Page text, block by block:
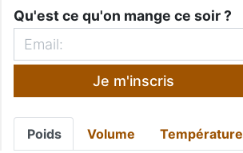
Qu'est ce qu'on mange ce soir ?
Je m'inscris
Poids Volume Température